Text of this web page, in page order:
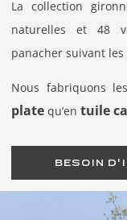
La collection
naturelles et 48
panacher suivant
Nous fabriquons
plate qu’en tuile
BESOIN